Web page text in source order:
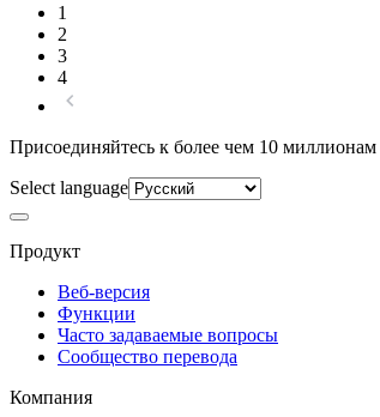
1
2
3
4
Присоединяйтесь к более чем 10
Select language
Продукт
Веб-версия
Функции
Часто задаваемые вопросы
Сообщество перевода
Компания